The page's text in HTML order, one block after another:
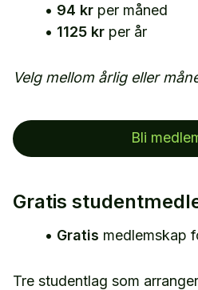
• 94 kr per måned
• 1125 kr per år
Velg mellom årlig eller
Bli
Gratis
• Gratis medlemskap
Tre studentlag som